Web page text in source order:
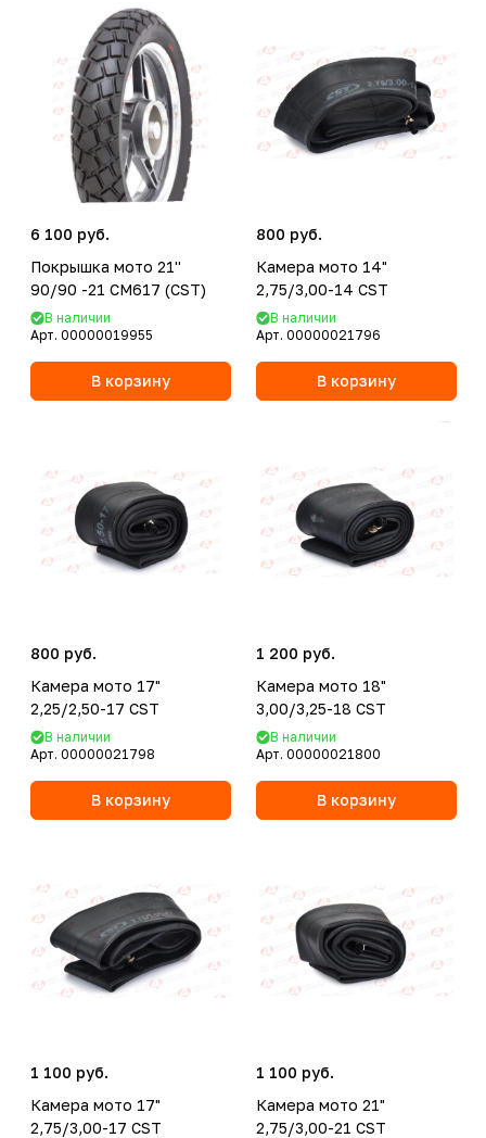
6 100 руб.
Покрышка мото 21''
90/90 -21 CM617 (CST)
В наличии
Арт. 00000019955
В корзину
800 руб.
Камера мото 14"
2,75/3,00-14 CST
В наличии
Арт. 00000021796
В корзину
800 руб.
Камера мото 17"
2,25/2,50-17 CST
В наличии
Арт. 00000021798
В корзину
1 200 руб.
Камера мото 18"
3,00/3,25-18 CST
В наличии
Арт. 00000021800
В корзину
1 100 руб.
Камера мото 17"
2,75/3,00-17 CST
1 100 руб.
Камера мото 21"
2,75/3,00-21 CST